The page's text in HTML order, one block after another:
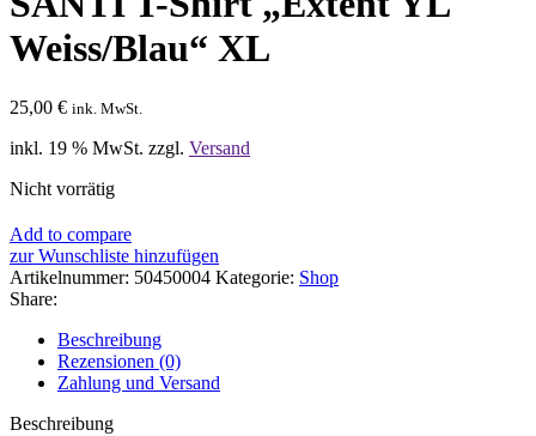
Weiss/Blau“ XL
25,00 € ink. MwSt.
inkl. 19 % MwSt. zzgl. Versand
Nicht vorrätig
Add to compare
zur Wunschliste hinzufügen
Artikelnummer: 50450004 Kategorie: Shop
Share:
Beschreibung
Rezensionen (0)
Zahlung und Versand
Beschreibung